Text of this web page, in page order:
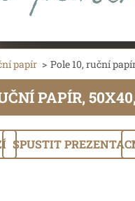
papír > Pole 10, ruční
PAPÍR,
SPUSTIT PREZENTACI